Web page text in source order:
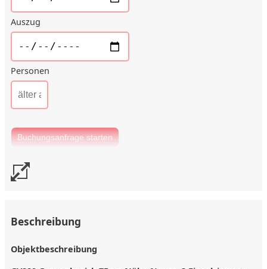
Auszug
Personen
Beschreibung
Objektbeschreibung